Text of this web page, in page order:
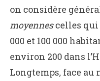
on considère
moyennescelles qui
000 et 100 000
environ 200 dans
Longtemps, face au